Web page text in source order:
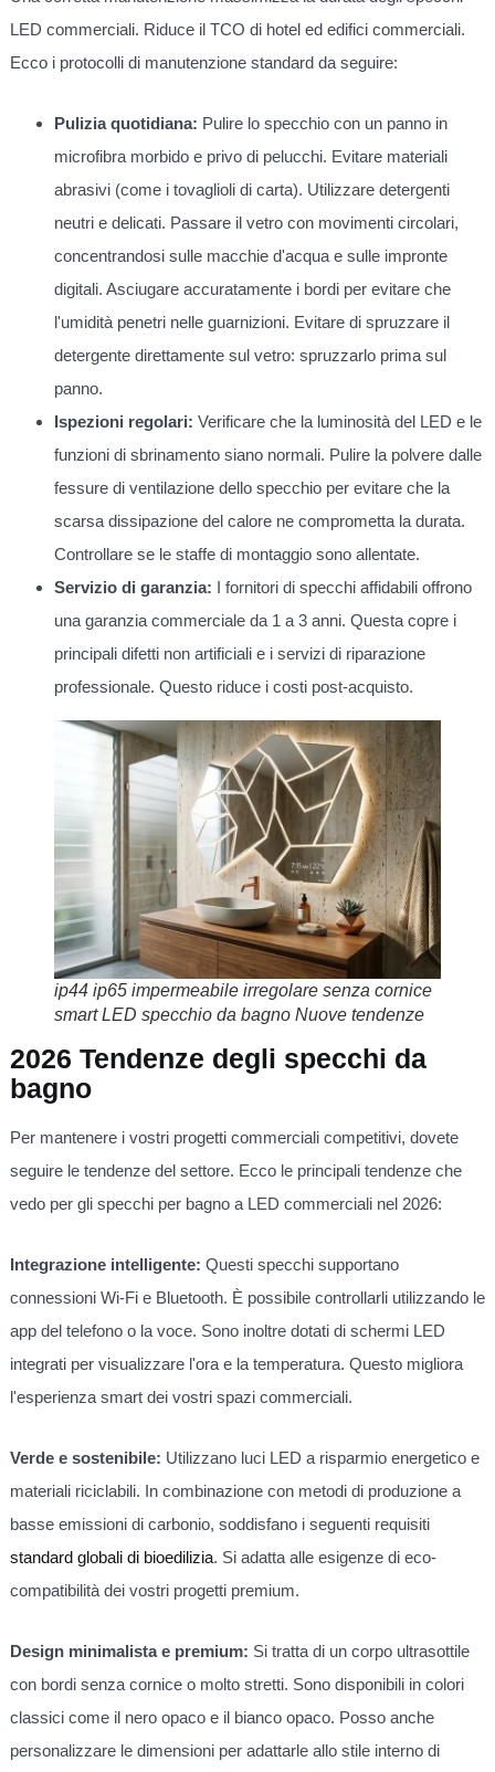
LED commerciali. Riduce il TCO di hotel ed edifici commerciali.
Ecco i protocolli di manutenzione standard da seguire:
Pulizia quotidiana: Pulire lo specchio con un panno in
microfibra morbido e privo di pelucchi. Evitare materiali
abrasivi (come i tovaglioli di carta). Utilizzare detergenti
neutri e delicati. Passare il vetro con movimenti circolari,
concentrandosi sulle macchie d'acqua e sulle impronte
digitali. Asciugare accuratamente i bordi per evitare che
l'umidità penetri nelle guarnizioni. Evitare di spruzzare il
detergente direttamente sul vetro: spruzzarlo prima sul
panno.
Ispezioni regolari: Verificare che la luminosità del LED e le
funzioni di sbrinamento siano normali. Pulire la polvere dalle
fessure di ventilazione dello specchio per evitare che la
scarsa dissipazione del calore ne comprometta la durata.
Controllare se le staffe di montaggio sono allentate.
Servizio di garanzia: I fornitori di specchi affidabili offrono
una garanzia commerciale da 1 a 3 anni. Questa copre i
principali difetti non artificiali e i servizi di riparazione
professionale. Questo riduce i costi post-acquisto.
ip44 ip65 impermeabile irregolare senza cornice
smart LED specchio da bagno Nuove tendenze
2026 Tendenze degli specchi da
bagno
Per mantenere i vostri progetti commerciali competitivi, dovete
seguire le tendenze del settore. Ecco le principali tendenze che
vedo per gli specchi per bagno a LED commerciali nel 2026:
Integrazione intelligente: Questi specchi supportano
connessioni Wi-Fi e Bluetooth. È possibile controllarli utilizzando le
app del telefono o la voce. Sono inoltre dotati di schermi LED
integrati per visualizzare l'ora e la temperatura. Questo migliora
l'esperienza smart dei vostri spazi commerciali.
Verde e sostenibile: Utilizzano luci LED a risparmio energetico e
materiali riciclabili. In combinazione con metodi di produzione a
basse emissioni di carbonio, soddisfano i seguenti requisiti
standard globali di bioedilizia. Si adatta alle esigenze di eco-
compatibilità dei vostri progetti premium.
Design minimalista e premium: Si tratta di un corpo ultrasottile
con bordi senza cornice o molto stretti. Sono disponibili in colori
classici come il nero opaco e il bianco opaco. Posso anche
personalizzare le dimensioni per adattarle allo stile interno di